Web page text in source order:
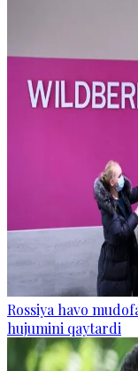
Rossiya havo
hujumini qaytardi